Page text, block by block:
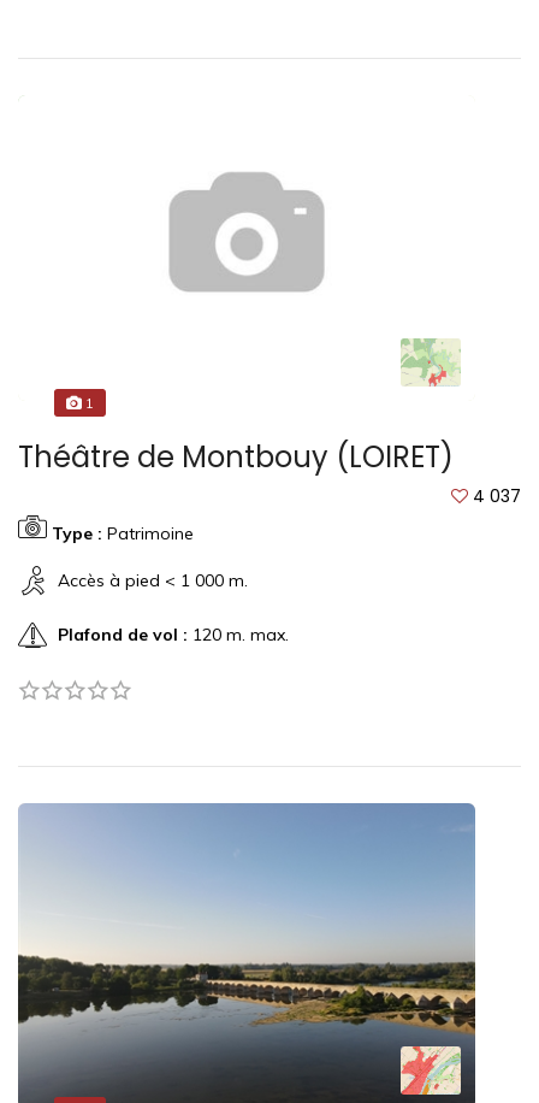
1
Théâtre de Montbouy (LOIRET)
4 037
Type : Patrimoine
Accès à pied < 1 000 m.
Plafond de vol : 120 m. max.